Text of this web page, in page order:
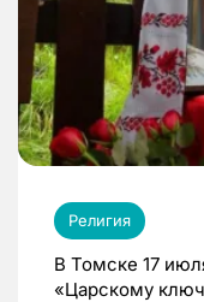
Религия
В Томске 17
«Царскому